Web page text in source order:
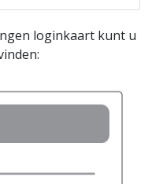
loginkaart kunt u